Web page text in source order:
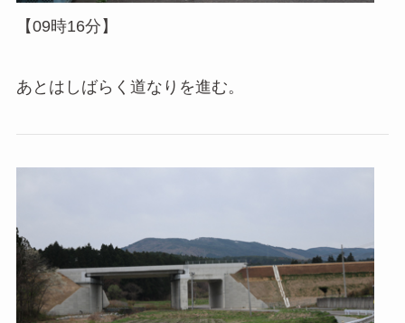
【09時16分】
あとはしばらく道なりを進む。